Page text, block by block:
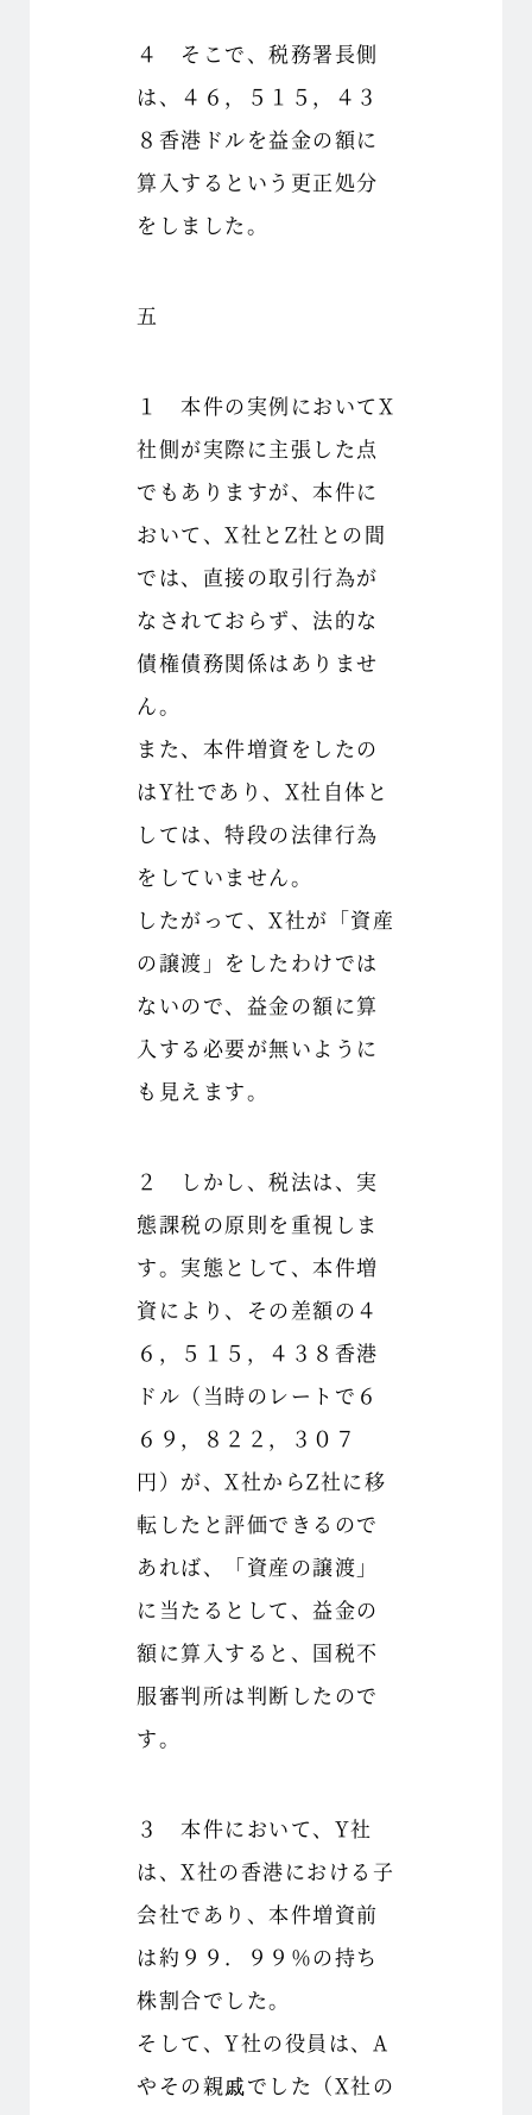
４ そこで、税務署長側
は、４６，５１５，４３
８香港ドルを益金の額に
算入するという更正処分
をしました。
五
１ 本件の実例においてX
社側が実際に主張した点
でもありますが、本件に
おいて、X社とZ社との間
では、直接の取引行為が
なされておらず、法的な
債権債務関係はありませ
ん。
また、本件増資をしたの
はY社であり、X社自体と
しては、特段の法律行為
をしていません。
したがって、X社が「資産
の譲渡」をしたわけでは
ないので、益金の額に算
入する必要が無いように
も見えます。
２ しかし、税法は、実
態課税の原則を重視しま
す。実態として、本件増
資により、その差額の４
６，５１５，４３８香港
ドル（当時のレートで６
６９，８２２，３０７
円）が、X社からZ社に移
転したと評価できるので
あれば、「資産の譲渡」
に当たるとして、益金の
額に算入すると、国税不
服審判所は判断したので
す。
３ 本件において、Y社
は、X社の香港における子
会社であり、本件増資前
は約９９．９９％の持ち
株割合でした。
そして、Y社の役員は、A
やその親戚でした（X社の